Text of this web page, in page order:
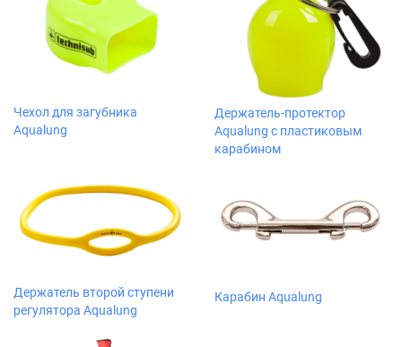
Чехол для загубника
Aqualung
Держатель-протектор
Aqualung с пластиковым
карабином
Держатель второй ступени
регулятора Aqualung
Карабин Aqualung